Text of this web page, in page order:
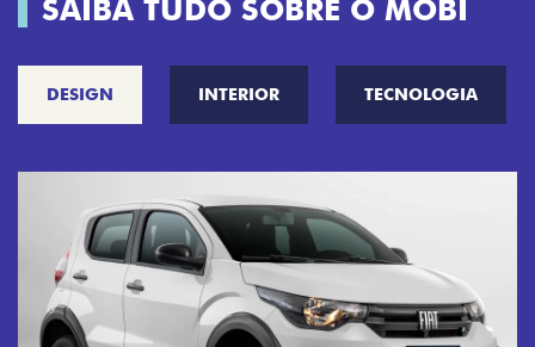
SAIBA TUDO SOBRE O MOBI
DESIGN INTERIOR TECNOLOGIA